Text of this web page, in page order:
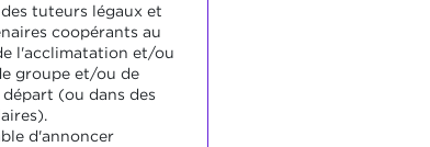
tuteurs légaux et
coopérants au
l'acclimatation et/ou
groupe et/ou de
(ou dans des
d'annoncer